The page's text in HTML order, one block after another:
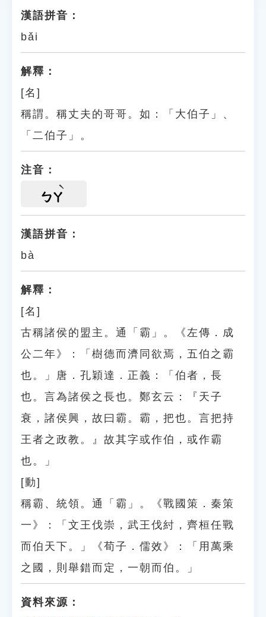
漢語拼音：
bǎi
解釋：
[名]
稱謂。稱丈夫的哥哥。如：「大伯子」、
「二伯子」。
注音：
ㄅㄚ
漢語拼音：
bà
解釋：
[名]
古稱諸侯的盟主。通「霸」。《左傳．成
公二年》：「樹德而濟同欲焉，五伯之霸
也。」唐．孔穎達．正義：「伯者，長
也。言為諸侯之長也。鄭玄云：『天子
衰，諸侯興，故曰霸。霸，把也。言把持
王者之政教。』故其字或作伯，或作霸
也。」
[動]
稱霸、統領。通「霸」。《戰國策．秦策
一》：「文王伐崇，武王伐紂，齊桓任戰
而伯天下。」《荀子．儒效》：「用萬乘
之國，則舉錯而定，一朝而伯。」
資料來源：